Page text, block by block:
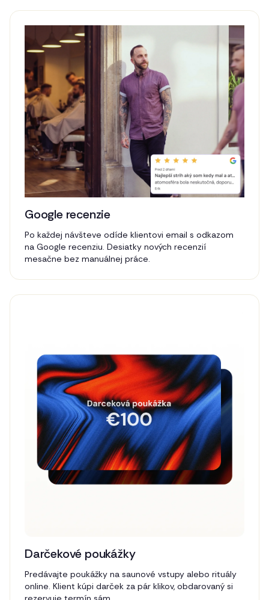
Google recenzie
Po každej návšteve odíde klientovi email s odkazom
na Google recenziu. Desiatky nových recenzií
mesačne bez manuálnej práce.
Darčekové poukážky
Predávajte poukážky na saunové vstupy alebo rituály
online. Klient kúpi darček za pár klikov, obdarovaný si